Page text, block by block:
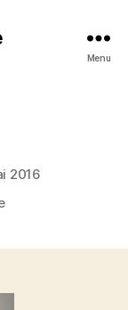
Menu
2016
sur